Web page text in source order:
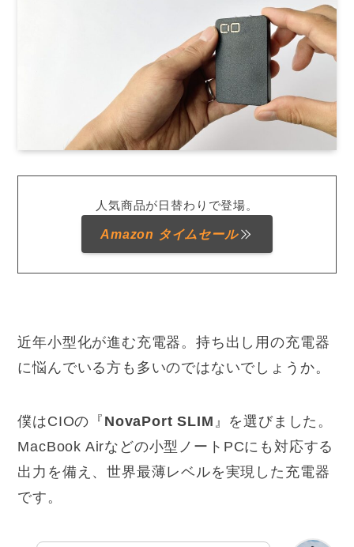
人気商品が日替わりで登場。
Amazon タイムセール
近年小型化が進む充電器。持ち出し用の充電器
に悩んでいる方も多いのではないでしょうか。
僕はCIOの『 NovaPort SLIM 』を選びました。
MacBook Airなどの小型ノートPCにも対応する
出力を備え、世界最薄レベルを実現した充電器
です。